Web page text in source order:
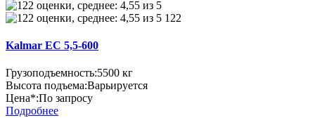
122
Kalmar EC 5,5-600
Грузоподъемность:5500 кг
Высота подъема:Варьируется
Цена*:По запросу
Подробнее